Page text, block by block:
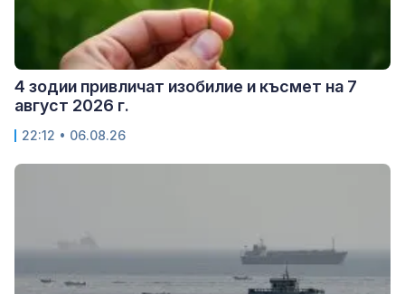
4 зодии привличат изобилие и късмет на 7
август 2026 г.
22:12 • 06.08.26